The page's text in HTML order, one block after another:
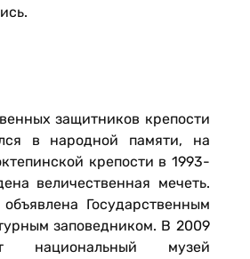
защитников крепости
в народной памяти, на
крепости в 1993-
величественная мечеть.
Государственным
заповедником. В 2009
национальный музей